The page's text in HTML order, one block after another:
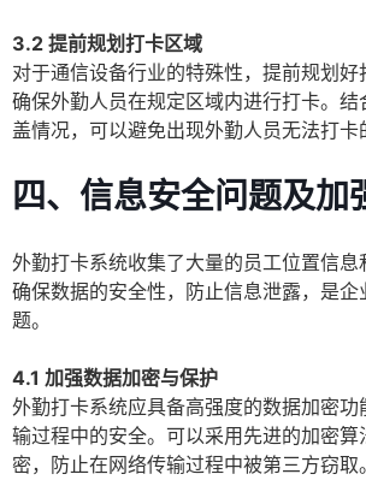
3.2 提前规划打卡区域
对于通信设备行业的特殊性，提前规划好
确保外勤人员在规定区域内进行打卡。结
盖情况，可以避免出现外勤人员无法打卡
四、信息安全问题及加
外勤打卡系统收集了大量的员工位置信
确保数据的安全性，防止信息泄露，是企
题。
4.1 加强数据加密与保护
外勤打卡系统应具备高强度的数据加密
输过程中的安全。可以采用先进的加密算
密，防止在网络传输过程中被第三方窃